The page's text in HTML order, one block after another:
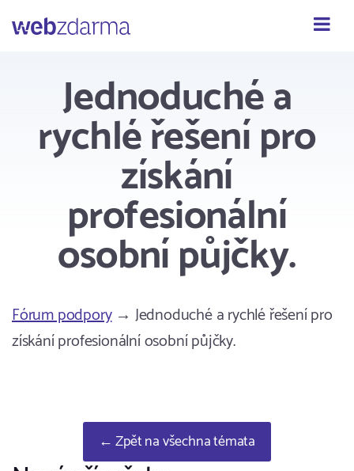
Webzdarma
Jednoduché a
rychlé řešení pro
získání
profesionální
osobní půjčky.
Fórum podpory→ Jednoduché a rychlé řešení pro
získání profesionální osobní půjčky.
← Zpět na všechna témata